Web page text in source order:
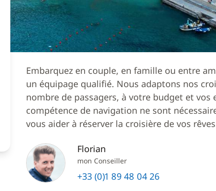
Embarquez en couple, en famille ou entre
un équipage qualifié. Nous adaptons nos
nombre de passagers, à votre budget et vos
compétence de navigation ne sont
vous aider à réserver la croisière de vos
Florian
mon Conseiller
+33 (0)1 89 48 04 26